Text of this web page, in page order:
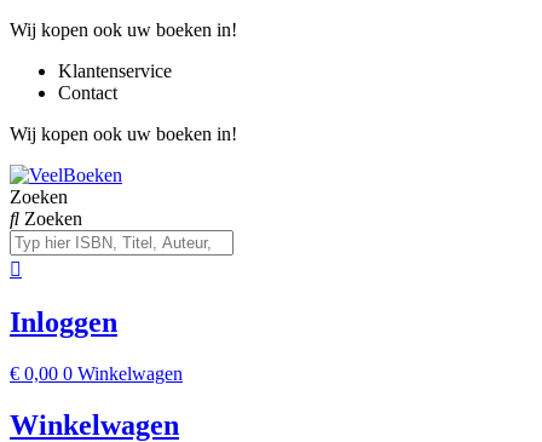
Wij kopen ook uw boeken in!
Klantenservice
Contact
Wij kopen ook uw boeken in!
Zoeken
Zoeken
Inloggen
€ 0,00 0 Winkelwagen
Winkelwagen